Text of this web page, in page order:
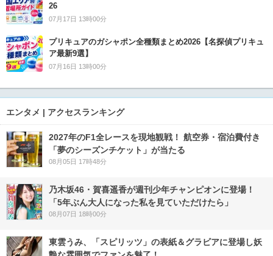
26
07月17日 13時00分
プリキュアのガシャポン全種類まとめ2026【名探偵プリキュ
ア最新9選】
07月16日 13時00分
エンタメ | アクセスランキング
2027年のF1全レースを現地観戦！ 航空券・宿泊費付き
「夢のシーズンチケット」が当たる
08月05日 17時48分
乃木坂46・賀喜遥香が週刊少年チャンピオンに登場！
「5年ぶん大人になった私を見ていただけたら」
08月07日 18時00分
東雲うみ、「スピリッツ」の表紙＆グラビアに登場し妖